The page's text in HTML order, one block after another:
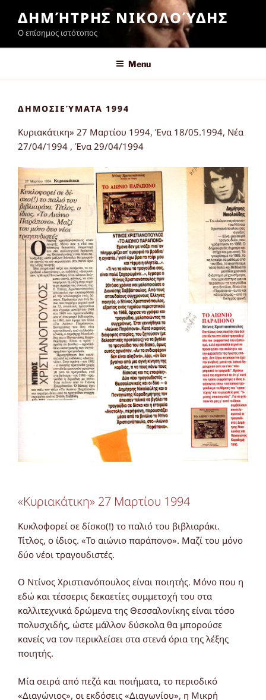
content
ΔΗΜΉΤΡΗΣ ΝΙΚΟΛΟΎΔΗΣ
Ο επίσημος ιστότοπος
Menu
ΔΗΜΟΣΙΕΎΜΑΤΑ 1994
Κυριακάτικη» 27 Μαρτίου 1994, Ένα 18/05.1994, Νέα
27/04/1994 , Ένα 29/04/1994
«Κυριακάτικη» 27 Μαρτίου 1994
Κυκλοφορεί σε δίσκο(!) το παλιό του βιβλιαράκι.
Τίτλος, ο ίδιος. «Το αιώνιο παράπονο». Μαζί του μόνο
δύο νέοι τραγουδιστές.
Ο Ντίνος Χριστιανόπουλος είναι ποιητής. Μόνο που η
εδώ και τέσσερις δεκαετίες συμμετοχή του στα
καλλιτεχνικά δρώμενα της Θεσσαλονίκης είναι τόσο
πολυσχιδής, ώστε μάλλον δύσκολα θα μπορούσε
κανείς να τον περικλείσει στα στενά όρια της λέξης
ποιητής.
Μία σειρά από πεζά και ποιήματα, το περιοδικό
«Διαγώνιος», οι εκδόσεις «Διαγωνίου», η Μικρή